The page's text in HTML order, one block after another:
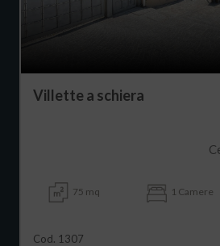
Villette a schiera
75 mq 1 Camere
Cod. 1307